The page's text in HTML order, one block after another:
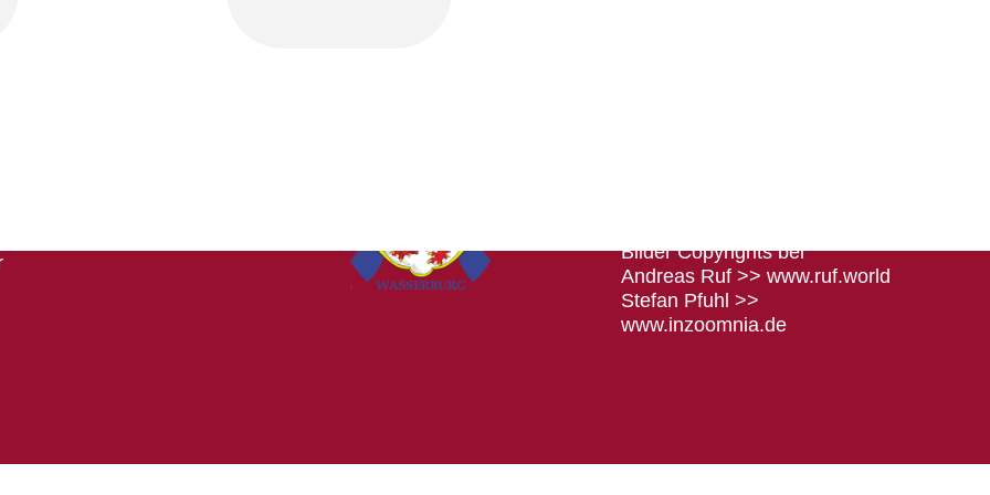
Bilder Copyrights bei
Andreas Ruf >> www.ruf.world
Stefan Pfuhl >>
www.inzoomnia.de